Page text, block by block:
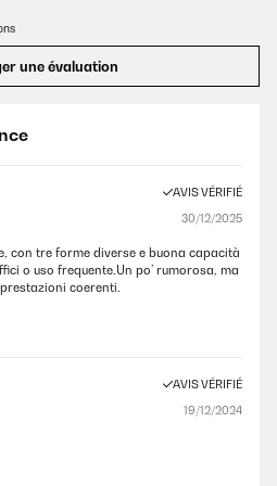
une évaluation
AVIS VÉRIFIÉ
30/12/2025
con tre forme diverse e buona capacità
o uso frequente.Un po’ rumorosa, ma
coerenti.
AVIS VÉRIFIÉ
19/12/2024